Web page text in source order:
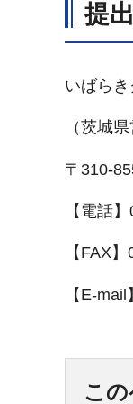
提
いばら
（茨城
〒310-
【電話
【FAX
【E-
こ